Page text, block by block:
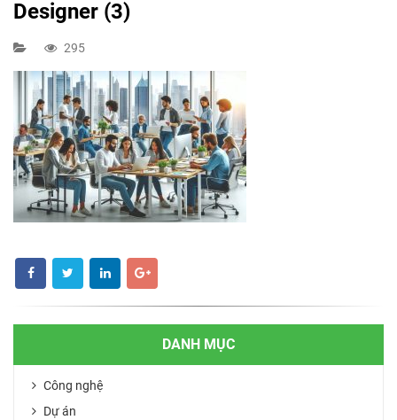
Designer (3)
295
DANH MỤC
Công nghệ
Dự án